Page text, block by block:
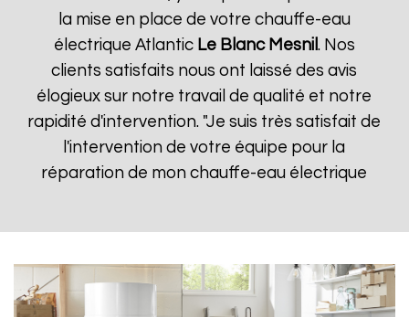
la mise en place de votre chauffe-eau
électrique Atlantic Le Blanc Mesnil . Nos
clients satisfaits nous ont laissé des avis
élogieux sur notre travail de qualité et notre
rapidité d'intervention. "Je suis très satisfait de
l'intervention de votre équipe pour la
réparation de mon chauffe-eau électrique